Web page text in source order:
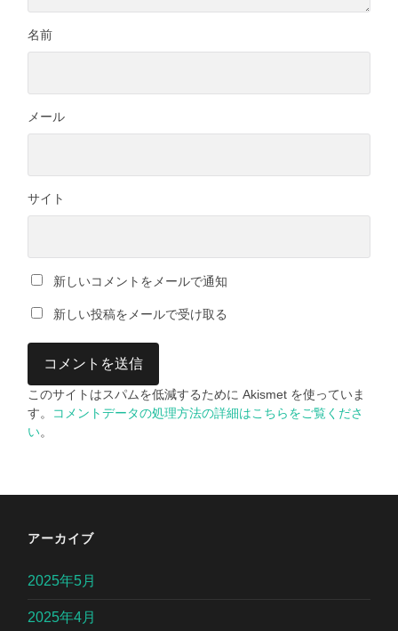
名前
メール
サイト
新しいコメントをメールで通知
新しい投稿をメールで受け取る
このサイトはスパムを低減するために Akismet を使っていま
す。
コメントデータの処理方法の詳細はこちらをご覧くださ
い。
アーカイブ
2025年5月
2025年4月